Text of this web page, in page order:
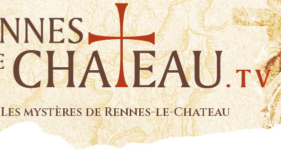
Les mystères de Rennes-le-Chateau